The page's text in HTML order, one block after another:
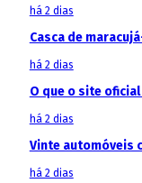
há 2 dias
Casca de
há 2 dias
O que o site
há 2 dias
Vinte automóveis
há 2 dias